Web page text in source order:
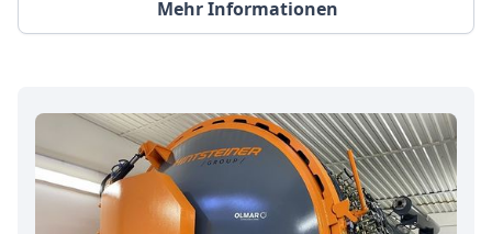
Mehr Informationen